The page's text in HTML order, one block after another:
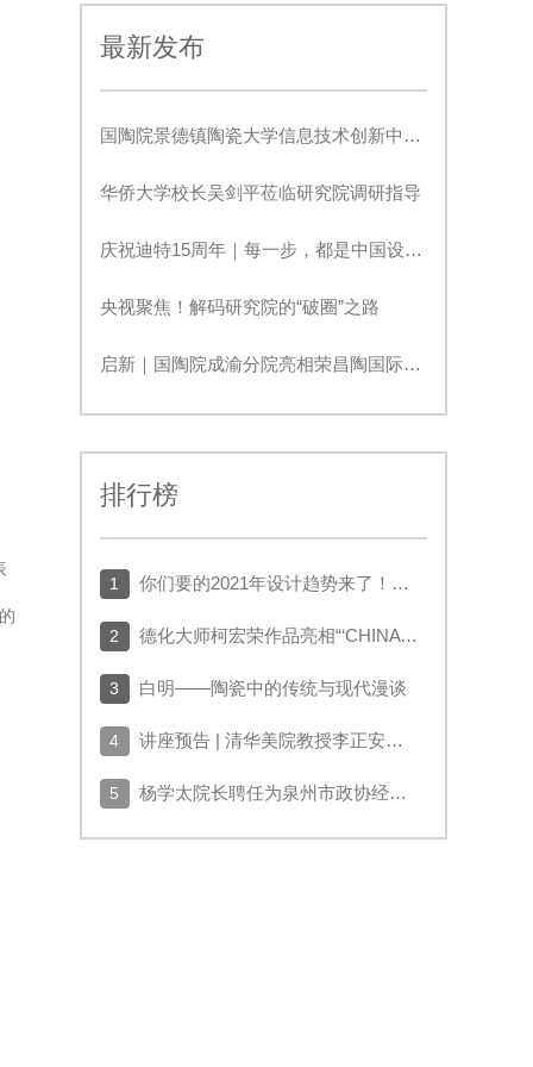
最新发布
国陶院景德镇陶瓷大学信息技术创新中心正式签约！
华侨大学校长吴剑平莅临研究院调研指导
庆祝迪特15周年｜每一步，都是中国设计新高度
央视聚焦！解码研究院的“破圈”之路
启新｜国陶院成渝分院亮相荣昌陶国际生活美学展
排行榜
1 你们要的2021年设计趋势来了！（1）
2 德化大师柯宏荣作品亮相“‘CHINA 高度’中国陶瓷名窑大师作品展”
3 白明——陶瓷中的传统与现代漫谈
4 讲座预告 | 清华美院教授李正安：中外古陶塑赏析
5 杨学太院长聘任为泉州市政协经济高质量发展智库首批专家